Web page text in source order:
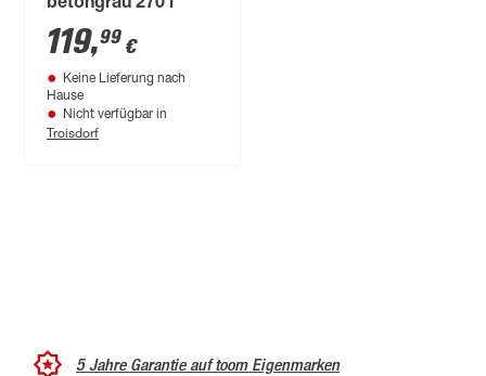
betongrau 270 l
119,99 €
Keine Lieferung nach
Hause
Nicht verfügbar in
Troisdorf
5 Jahre Garantie auf toom Eigenmarken